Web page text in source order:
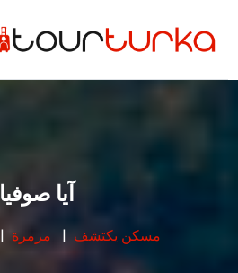
آيا صوفيا
مسكن يكتشف مرمرة